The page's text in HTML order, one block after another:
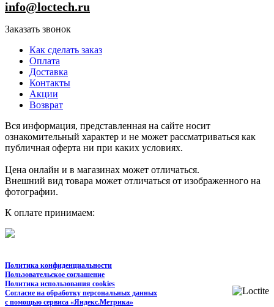
info@loctech.ru
Заказать звонок
Как сделать заказ
Оплата
Доставка
Контакты
Акции
Возврат
Вся информация, представленная на сайте носит
ознакомительный характер и не может рассматриваться как
публичная оферта ни при каких условиях.
Цена онлайн и в магазинах может отличаться.
Внешний вид товара может отличаться от изображенного на
фотографии.
К оплате принимаем:
Политика конфиденциальности
Пользовательское соглашение
Политика использования cookies
Согласие на обработку персональных данных
с помощью сервиса «Яндекс.Метрика»